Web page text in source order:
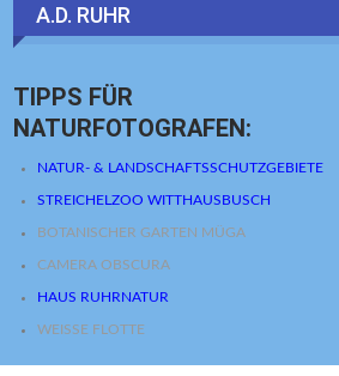
A.d. RUHR
TIPPS FÜR
NATURFOTOGRAFEN:
NATUR- & LANDSCHAFTSSCHUTZGEBIETE
STREICHELZOO WITTHAUSBUSCH
BOTANISCHER GARTEN MÜGA
CAMERA OBSCURA
HAUS RUHRNATUR
WEISSE FLOTTE